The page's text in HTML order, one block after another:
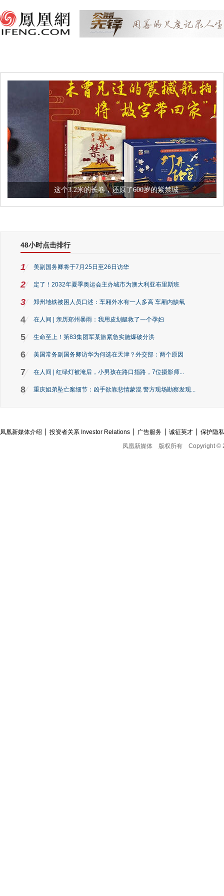
这个3.2米的长卷，还原了600岁的紫禁城
48小时点击排行
1 美副国务卿将于7月25日至26日访华
2 定了！2032年夏季奥运会主办城市为澳大利亚布里斯班
3 郑州地铁被困人员口述：车厢外水有一人多高 车厢内缺氧
4 在人间 | 亲历郑州暴雨：我用皮划艇救了一个孕妇
5 生命至上！第83集团军某旅紧急实施爆破分洪
6 美国常务副国务卿访华为何选在天津？外交部：两个原因
7 在人间 | 红绿灯被淹后，小男孩在路口指路，7位摄影师...
8 重庆姐弟坠亡案细节：凶手欲靠悲情蒙混 警方现场勘察发现...
凤凰新媒体介绍 投资者关系 Investor Relations 广告服务 诚征英才
保护隐
凤凰新媒体
版权所有 Copyright ©